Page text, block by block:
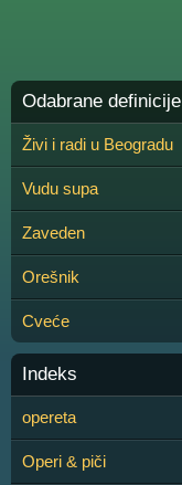
Odabrane definicije
Živi i radi u Beogradu
Vudu supa
Zaveden
Orešnik
Cveće
Indeks
opereta
Operi & piči